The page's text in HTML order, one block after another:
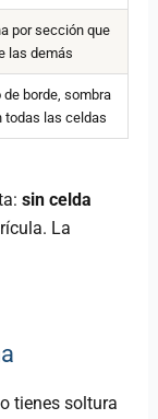
por sección que
las demás
borde, sombra
todas las celdas
sin celda
La
tienes soltura